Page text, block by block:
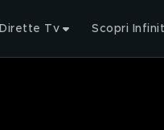
Dirette Tv Scopri